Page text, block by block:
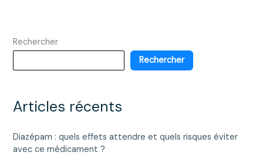
Rechercher
Rechercher
Articles récents
Diazépam : quels effets attendre et quels risques éviter
avec ce médicament ?